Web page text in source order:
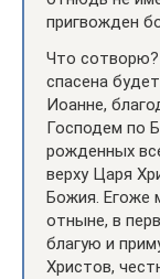
пригвождeн
Что сотворю?
спасeна
Иоанне,
Господем по
рожденных
верхy Царя
Божия. Егoже
отныне, в
благую и
Христов,